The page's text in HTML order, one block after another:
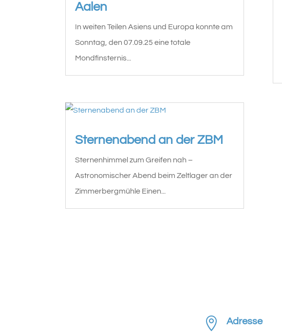
Aalen
In weiten Teilen Asiens und Europa konnte am
Sonntag, den 07.09.25 eine totale
Mondfinsternis...
Sternenabend an der ZBM
Sternenhimmel zum Greifen nah –
Astronomischer Abend beim Zeltlager an der
Zimmerbergmühle Einen...
 Adresse